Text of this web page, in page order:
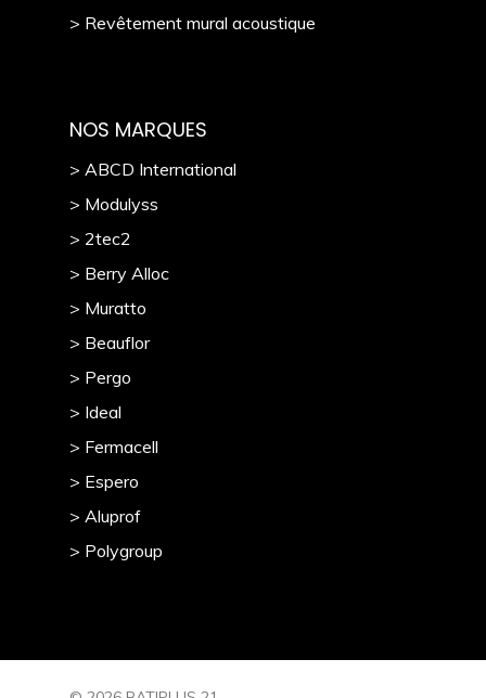
> Revêtement mural acoustique
NOS MARQUES
> ABCD International
> Modulyss
> 2tec2
> Berry Alloc
> Muratto
> Beauflor
> Pergo
> Ideal
> Fermacell
> Espero
> Aluprof
> Polygroup